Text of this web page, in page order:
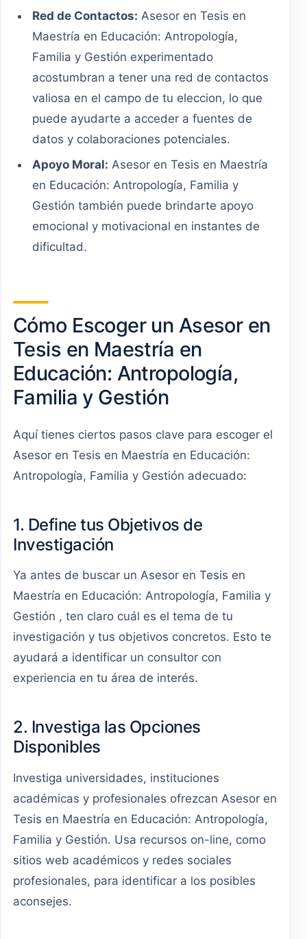
Red de Contactos: Asesor en Tesis en
Maestría en Educación: Antropología,
Familia y Gestión experimentado
acostumbran a tener una red de contactos
valiosa en el campo de tu eleccion, lo que
puede ayudarte a acceder a fuentes de
datos y colaboraciones potenciales.
Apoyo Moral: Asesor en Tesis en Maestría
en Educación: Antropología, Familia y
Gestión también puede brindarte apoyo
emocional y motivacional en instantes de
dificultad.
Cómo Escoger un Asesor en
Tesis en Maestría en
Educación: Antropología,
Familia y Gestión
Aquí tienes ciertos pasos clave para escoger el
Asesor en Tesis en Maestría en Educación:
Antropología, Familia y Gestión adecuado:
1. Define tus Objetivos de
Investigación
Ya antes de buscar un Asesor en Tesis en
Maestría en Educación: Antropología, Familia y
Gestión , ten claro cuál es el tema de tu
investigación y tus objetivos concretos. Esto te
ayudará a identificar un consultor con
experiencia en tu área de interés.
2. Investiga las Opciones
Disponibles
Investiga universidades, instituciones
académicas y profesionales ofrezcan Asesor en
Tesis en Maestría en Educación: Antropología,
Familia y Gestión. Usa recursos on-line, como
sitios web académicos y redes sociales
profesionales, para identificar a los posibles
aconsejes.